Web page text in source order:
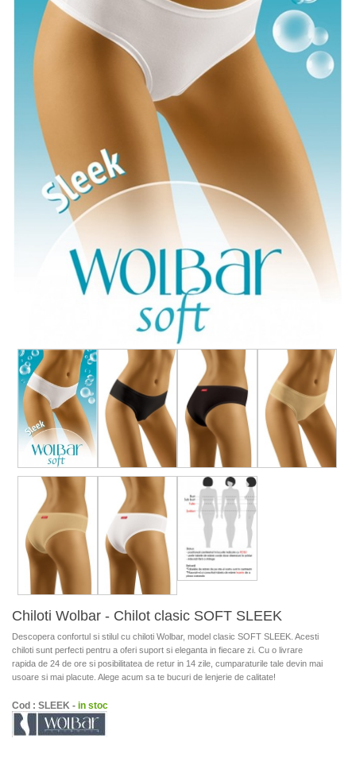
Chiloti Wolbar - Chilot clasic SOFT SLEEK
Descopera confortul si stilul cu chiloti Wolbar, model clasic SOFT SLEEK. Acesti
chiloti sunt perfecti pentru a oferi suport si eleganta in fiecare zi. Cu o livrare
rapida de 24 de ore si posibilitatea de retur in 14 zile, cumparaturile tale devin mai
usoare si mai placute. Alege acum sa te bucuri de lenjerie de calitate!
Cod : SLEEK - in stoc